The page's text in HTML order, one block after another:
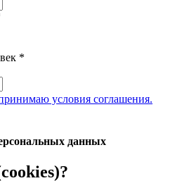
*
условия соглашения.
данных